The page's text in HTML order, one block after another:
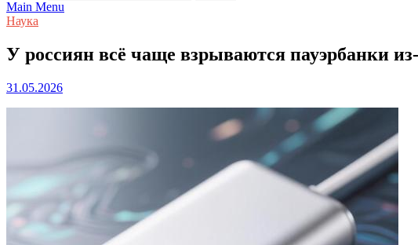
Main Menu
Наука
У россиян всё чаще взрываются пауэрбанки
31.05.2026